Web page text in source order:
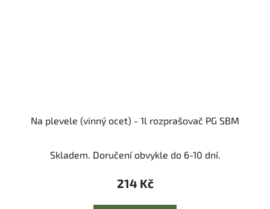
Na plevele (vinný ocet) - 1l rozprašovač PG SBM
Skladem. Doručení obvykle do 6-10 dní.
214 Kč